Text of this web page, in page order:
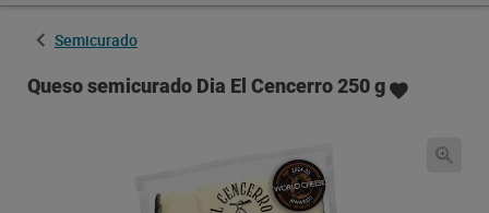
Semicurado
Queso semicurado Dia El Cencerro 250 g